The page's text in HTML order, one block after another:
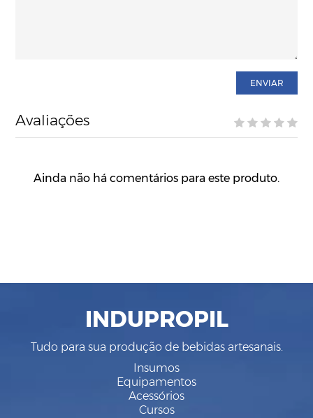
ENVIAR
Avaliações
Ainda não há comentários para este produto.
INDUPROPIL
Tudo para sua produção de bebidas artesanais.
Insumos
Equipamentos
Acessórios
Cursos